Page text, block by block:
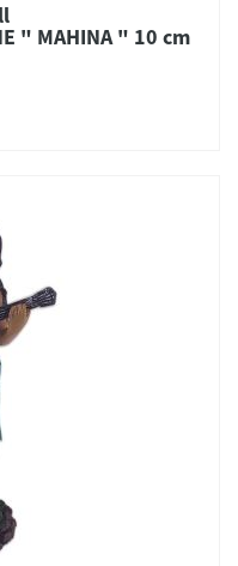
" MAHINA " 10 cm